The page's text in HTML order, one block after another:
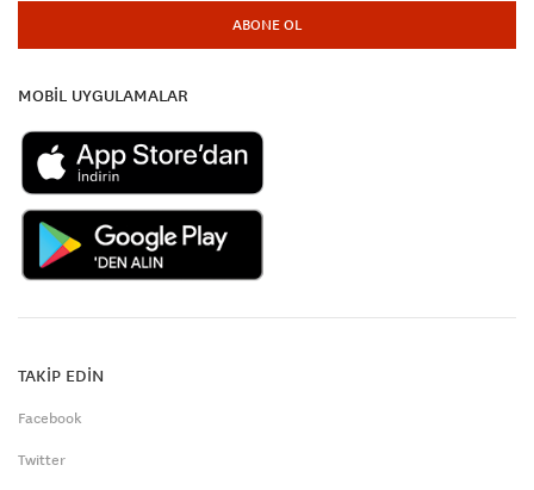
ABONE OL
MOBİL UYGULAMALAR
TAKİP EDİN
Facebook
Twitter